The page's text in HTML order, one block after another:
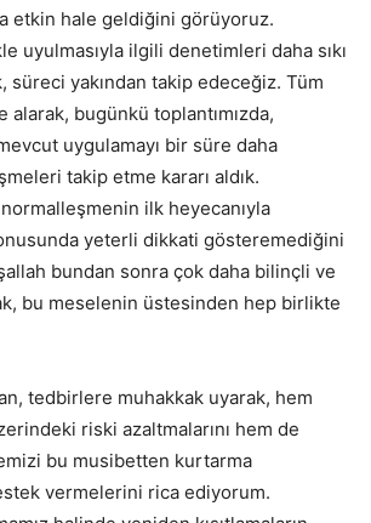
etkin hale geldiğini görüyoruz.
uyulmasıyla ilgili denetimleri daha sıkı
süreci yakından takip edeceğiz. Tüm
bugünkü toplantımızda,
uygulamayı bir süre daha
takip etme kararı aldık.
ilk heyecanıyla
yeterli dikkati gösteremediğini
bundan sonra çok daha bilinçli ve
bu meselenin üstesinden hep birlikte
tedbirlere muhakkak uyarak, hem
riski azaltmalarını hem de
bu musibetten kurtarma
vermelerini rica ediyorum.